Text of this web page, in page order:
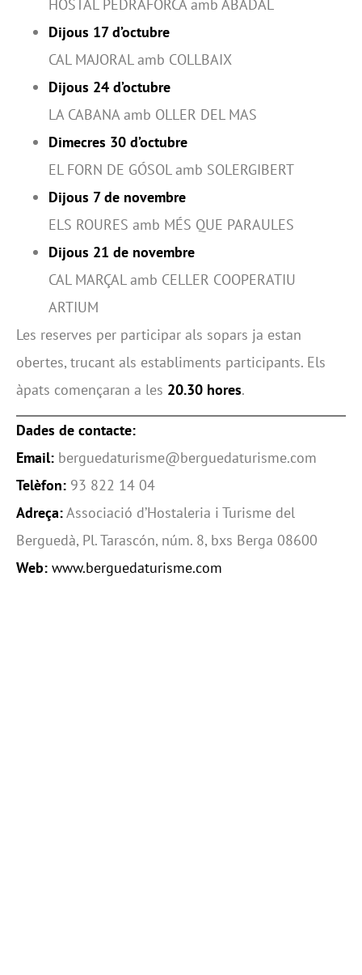
HOSTAL PEDRAFORCA amb ABADAL
Dijous 17 d’octubre
CAL MAJORAL amb COLLBAIX
Dijous 24 d’octubre
LA CABANA amb OLLER DEL MAS
Dimecres 30 d’octubre
EL FORN DE GÓSOL amb SOLERGIBERT
Dijous 7 de novembre
ELS ROURES amb MÉS QUE PARAULES
Dijous 21 de novembre
CAL MARÇAL amb CELLER COOPERATIU
ARTIUM
Les reserves per participar als sopars ja estan
obertes, trucant als establiments participants. Els
àpats començaran a les 20.30 hores.
Dades de contacte:
Email: berguedaturisme@berguedaturisme.com
Telèfon: 93 822 14 04
Adreça:Associació d’Hostaleria i Turisme del
Berguedà, Pl. Tarascón, núm. 8, bxs Berga 08600
Web: www.berguedaturisme.com